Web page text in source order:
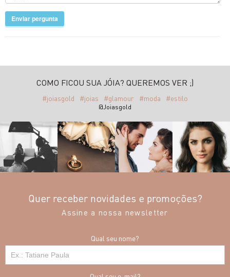
Enviar pergunta
COMO FICOU SUA JÓIA? QUEREMOS VER ;)
#joiasgold #joias #glamour #moda #estilo
@Joiasgold
Quer receber novidades e promoções?
Assine a nossa newsletter
Qual seu nome?